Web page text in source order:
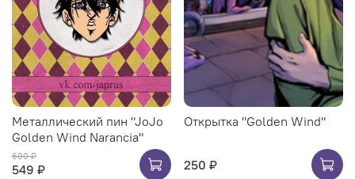
Металлический пин "JoJo
Golden Wind Narancia"
600 ₽
549 ₽
Открытка "Golden Wind"
250 ₽